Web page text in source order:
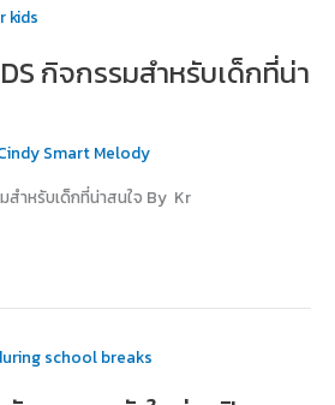
กิจกรรมสำหรับเด็กที่น่า
Smart Melody
สำหรับเด็กที่น่าสนใจ By Kr